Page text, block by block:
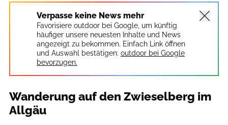
Verpasse keine News mehr
Favorisiere outdoor bei Google, um künftig
häufiger unsere neuesten Inhalte und News
angezeigt zu bekommen. Einfach Link öffnen
und Auswahl bestätigen: outdoor bei Google
bevorzugen.
Wanderung auf den Zwieselberg im
Allgäu